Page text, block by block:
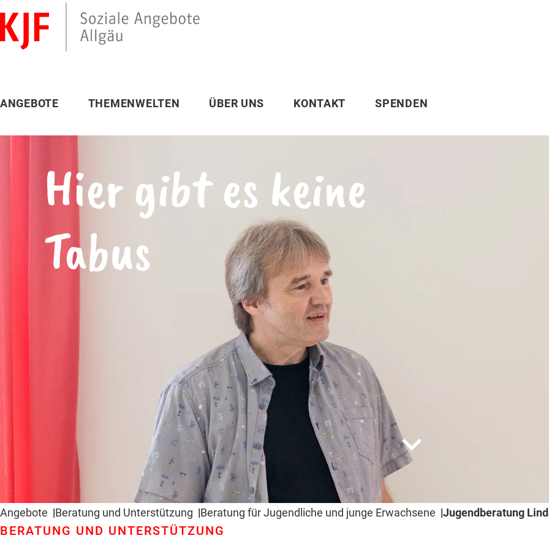
ANGEBOTE THEMENWELTEN ÜBER UNS KONTAKT SPENDEN
Hier gibt es keine
Tabus
expand_more
Angebote Beratung und Unter­stützung Beratung für Jugendliche und junge Erwachsene Jugendberatung
BERATUNG UND UNTER­STÜTZUNG